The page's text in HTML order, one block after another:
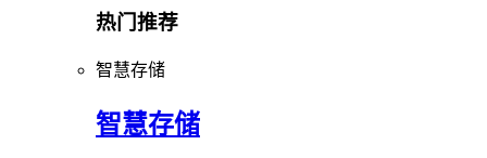
热门推荐
智慧存储
智慧存储